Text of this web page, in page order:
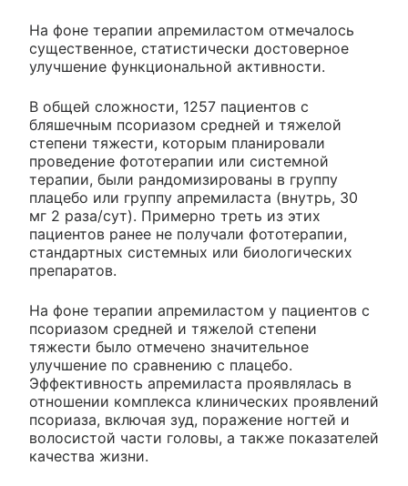
На фоне терапии апремиластом отмечалось
существенное, статистически достоверное
улучшение функциональной активности.
В общей сложности, 1257 пациентов с
бляшечным псориазом средней и тяжелой
степени тяжести, которым планировали
проведение фототерапии или системной
терапии, были рандомизированы в группу
плацебо или группу апремиласта (внутрь, 30
мг 2 раза/сут). Примерно треть из этих
пациентов ранее не получали фототерапии,
стандартных системных или биологических
препаратов.
На фоне терапии апремиластом у пациентов с
псориазом средней и тяжелой степени
тяжести было отмечено значительное
улучшение по сравнению с плацебо.
Эффективность апремиласта проявлялась в
отношении комплекса клинических проявлений
псориаза, включая зуд, поражение ногтей и
волосистой части головы, а также показателей
качества жизни.